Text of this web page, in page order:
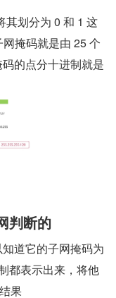
其划分为 0 和 1 这
掩码就是由 25 个
的点分十进制就是
判断的
道它的子网掩码为
都表示出来，将他
果